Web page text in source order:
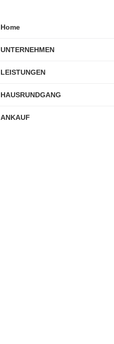
Home
UNTERNEHMEN
LEISTUNGEN
HAUSRUNDGANG
ANKAUF